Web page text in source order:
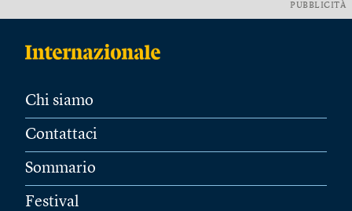
PUBBLICITÀ
Chi siamo
Contattaci
Sommario
Festival